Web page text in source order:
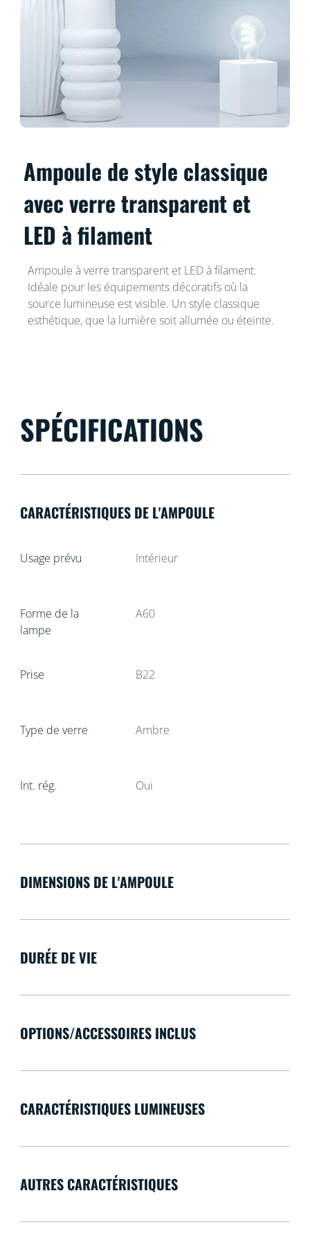
Ampoule de style classique
avec verre transparent et
LED à filament
Ampoule à verre transparent et LED à filament.
Idéale pour les équipements décoratifs où la
source lumineuse est visible. Un style classique
esthétique, que la lumière soit allumée ou éteinte.
SPÉCIFICATIONS
CARACTÉRISTIQUES DE L'AMPOULE
Usage prévu Intérieur
Forme de la
lampe
A60
Prise B22
Type de verre Ambre
Int. rég. Oui
DIMENSIONS DE L'AMPOULE
DURÉE DE VIE
OPTIONS/ACCESSOIRES INCLUS
CARACTÉRISTIQUES LUMINEUSES
AUTRES CARACTÉRISTIQUES